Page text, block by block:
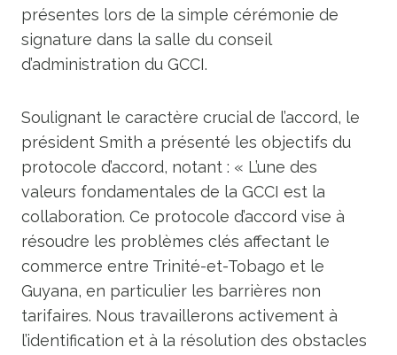
présentes lors de la simple cérémonie de
signature dans la salle du conseil
d’administration du GCCI.
Soulignant le caractère crucial de l’accord, le
président Smith a présenté les objectifs du
protocole d’accord, notant : « L’une des
valeurs fondamentales de la GCCI est la
collaboration. Ce protocole d’accord vise à
résoudre les problèmes clés affectant le
commerce entre Trinité-et-Tobago et le
Guyana, en particulier les barrières non
tarifaires. Nous travaillerons activement à
l’identification et à la résolution des obstacles